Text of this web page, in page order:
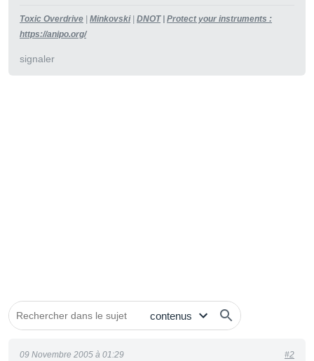
Toxic Overdrive Minkovski| DNOT| Protect your instruments :
https://anipo.org/
signaler
09 Novembre 2005 à 01:29 #2